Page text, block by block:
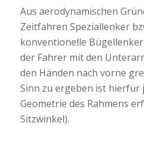
Aus aerodynamischen
Zeitfahren Speziallenker
konventionelle
der Fahrer mit den
den Händen nach vorne
Sinn zu ergeben ist hierfür
Geometrie des Rahmens
Sitzwinkel).